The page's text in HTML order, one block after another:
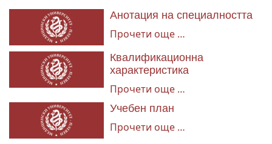
Анотация на специалността
Прочети още …
Квалификационна
характеристика
Прочети още …
Учебeн план
Прочети още …